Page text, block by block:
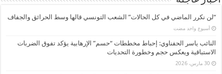
“لن نكرر الماضي في كل الحالات” الشعب التونسي قالها وسط الحرائق والجفاف
‏أسبوع واحد مضت
النائب ياسر الحفناوي: إحباط مخططات “حسم” الإرهابية يؤكد تفوق الضربات
الاستباقية ويعكس حجم وخطورة التحديات
30 مارس، 2026